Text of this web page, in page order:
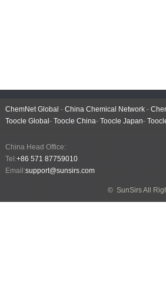
ChemNet Global - China Chemical Network -
Toocle Global - Toocle China- Toocle Japan-
China Head Office:
Tel:+86 571 87759010
Email:support@sunsirs.com
© SunSirs All